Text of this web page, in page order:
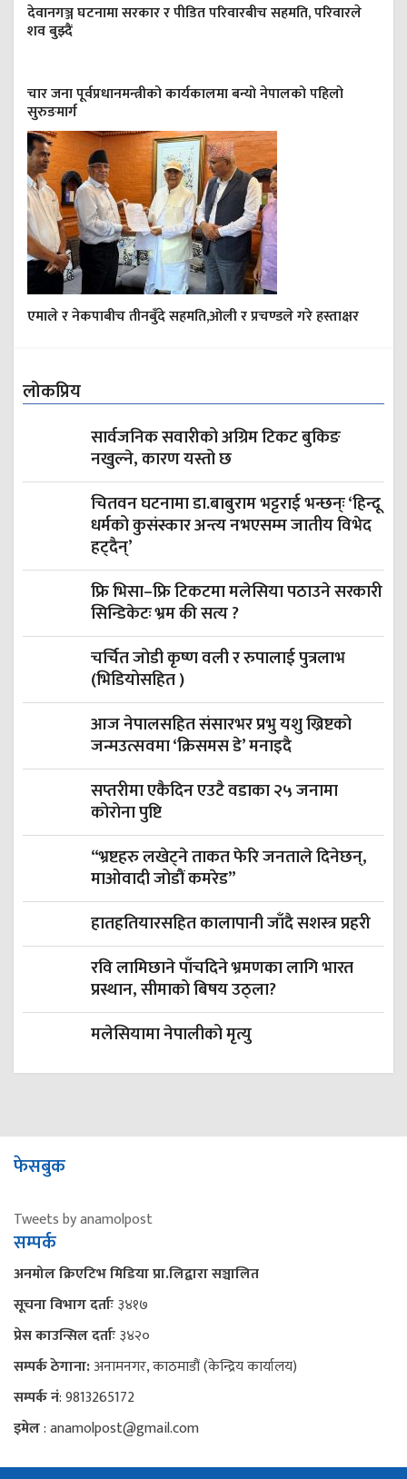
देवानगञ्ज घटनामा सरकार र पीडित परिवारबीच सहमति, परिवारले
शव बुझ्दैं
चार जना पूर्वप्रधानमन्त्रीको कार्यकालमा बन्यो नेपालको पहिलो
सुरुङमार्ग
एमाले र नेकपाबीच तीनबुँदे सहमति,ओली र प्रचण्डले गरे हस्ताक्षर
लोकप्रिय
सार्वजनिक सवारीको अग्रिम टिकट बुकिङ
नखुल्ने, कारण यस्तो छ
चितवन घटनामा डा.बाबुराम भट्टराई भन्छन्ः ‘हिन्दू
धर्मको कुसंस्कार अन्त्य नभएसम्म जातीय विभेद
हट्दैन्’
फ्रि भिसा–फ्रि टिकटमा मलेसिया पठाउने सरकारी
सिन्डिकेटः भ्रम की सत्य ?
चर्चित जोडी कृष्ण वली र रुपालाई पुत्रलाभ
(भिडियोसहित )
आज नेपालसहित संसारभर प्रभु यशु ख्रिष्टको
जन्मउत्सवमा ‘क्रिसमस डे’ मनाइदै
सप्तरीमा एकैदिन एउटै वडाका २५ जनामा
कोरोना पुष्टि
“भ्रष्टहरु लखेट्ने ताकत फेरि जनताले दिनेछन्,
माओवादी जोडौं कमरेड”
हातहतियारसहित कालापानी जाँदै सशस्त्र प्रहरी
रवि लामिछाने पाँचदिने भ्रमणका लागि भारत
प्रस्थान, सीमाको बिषय उठ्ला?
मलेसियामा नेपालीको मृत्यु
फेसबुक
Tweets by anamolpost
सम्पर्क
अनमोल क्रिएटिभ मिडिया प्रा.लिद्वारा सञ्चालित
सूचना विभाग दर्ताः३४१७
प्रेस काउन्सिल दर्ताः३४२०
सम्पर्क ठेगाना:अनामनगर, काठमाडौं (केन्द्रिय कार्यालय)
सम्पर्क नं: 9813265172
इमेल: anamolpost@gmail.com